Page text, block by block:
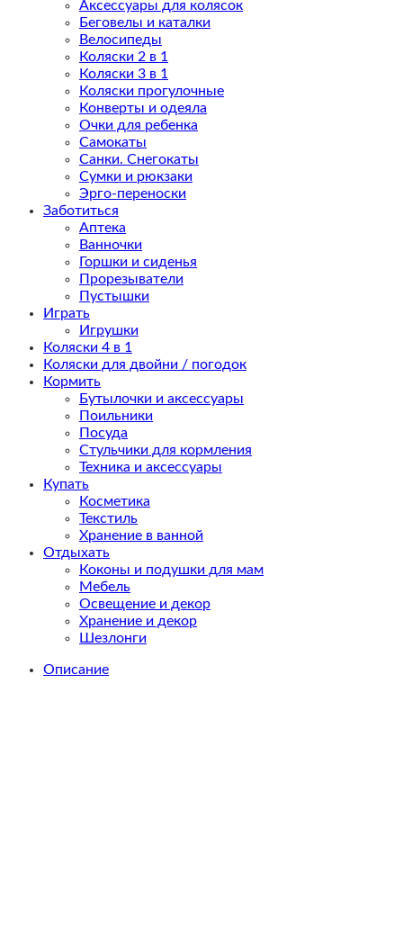
Аксессуары для колясок
Беговелы и каталки
Велосипеды
Коляски 2 в 1
Коляски 3 в 1
Коляски прогулочные
Конверты и одеяла
Очки для ребенка
Самокаты
Санки. Снегокаты
Сумки и рюкзаки
Эрго-переноски
Заботиться
Аптека
Ванночки
Горшки и сиденья
Прорезыватели
Пустышки
Играть
Игрушки
Коляски 4 в 1
Коляски для двойни / погодок
Кормить
Бутылочки и аксессуары
Поильники
Посуда
Стульчики для кормления
Техника и аксессуары
Купать
Косметика
Текстиль
Хранение в ванной
Отдыхать
Коконы и подушки для мам
Мебель
Освещение и декор
Хранение и декор
Шезлонги
Описание